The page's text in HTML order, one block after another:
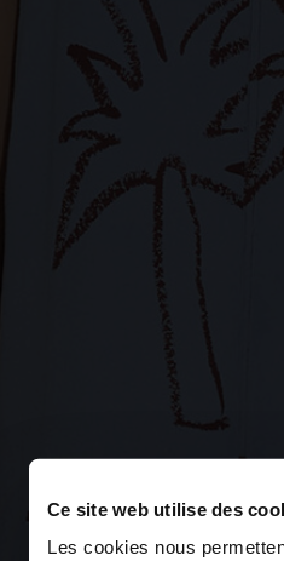
Ce site web utilise des
Les cookies nous